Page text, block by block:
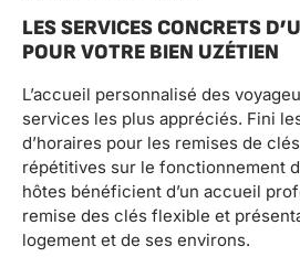
LES SERVICES CONCRETS
POUR VOTRE BIEN UZÉTIEN
L’accueil personnalisé des
services les plus appréciés. Fini
d’horaires pour les remises de
répétitives sur le fonctionnement
hôtes bénéficient d’un accueil
remise des clés flexible et
logement et de ses environs.